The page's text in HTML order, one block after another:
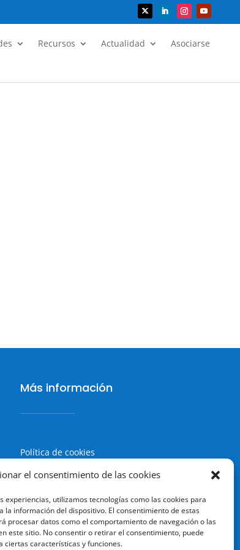
el consentimiento de las cookies
experiencias, utilizamos tecnologías como las cookies para
la información del dispositivo. El consentimiento de estas
procesar datos como el comportamiento de navegación o las
este sitio. No consentir o retirar el consentimiento, puede
ciertas características y funciones.
Recursos Actualidad
Asociarse
Más información
Política de cookies
Política de Privacidad
Terminos y condiciones